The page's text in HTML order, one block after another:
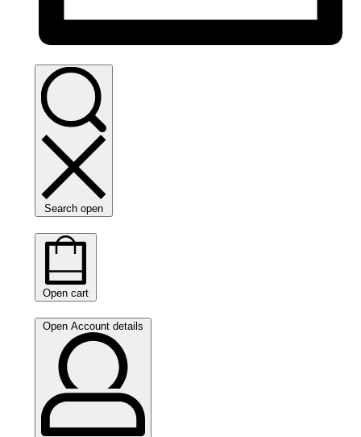
Search open
Open cart
Open Account details